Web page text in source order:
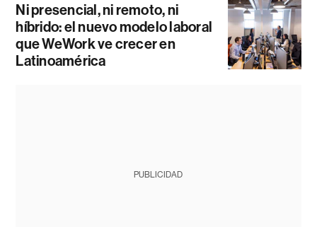
Ni presencial, ni remoto, ni
híbrido: el nuevo modelo laboral
que WeWork ve crecer en
Latinoamérica
PUBLICIDAD